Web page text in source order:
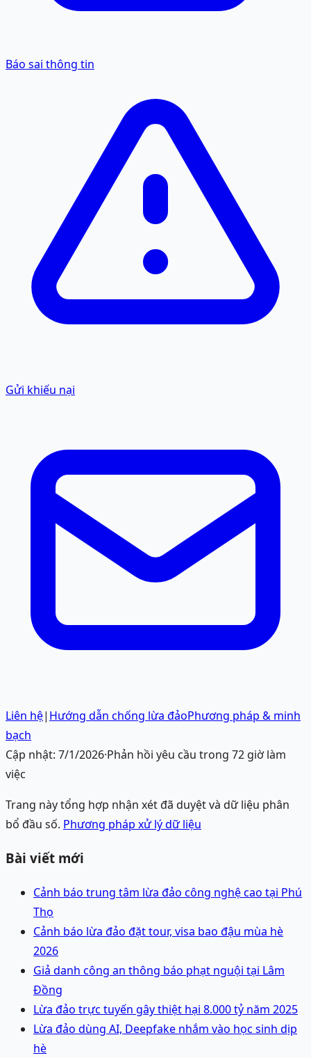
Báo sai thông tin
Gửi khiếu nại
Liên hệ| Hướng dẫn chống lừa đảoPhương pháp & minh
bạch
Cập nhật: 7/1/2026·Phản hồi yêu cầu trong 72 giờ làm
việc
Trang này tổng hợp nhận xét đã duyệt và dữ liệu phân
bổ đầu số. Phương pháp xử lý dữ liệu
Bài viết mới
Cảnh báo trung tâm lừa đảo công nghệ cao tại Phú
Thọ
Cảnh báo lừa đảo đặt tour, visa bao đậu mùa hè
2026
Giả danh công an thông báo phạt nguội tại Lâm
Đồng
Lừa đảo trực tuyến gây thiệt hại 8.000 tỷ năm 2025
Lừa đảo dùng AI, Deepfake nhắm vào học sinh dịp
hè